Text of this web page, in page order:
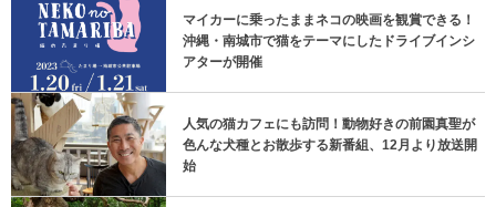
マイカーに乗ったままネコの映画を観賞できる！
沖縄・南城市で猫をテーマにしたドライブインシ
アターが開催
人気の猫カフェにも訪問！動物好きの前園真聖が
色んな犬種とお散歩する新番組、12月より放送開
始